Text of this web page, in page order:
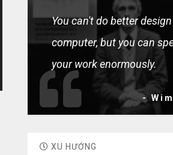
You can't do better
computer, but you can
your work enormously.
-
XU HƯỚNG